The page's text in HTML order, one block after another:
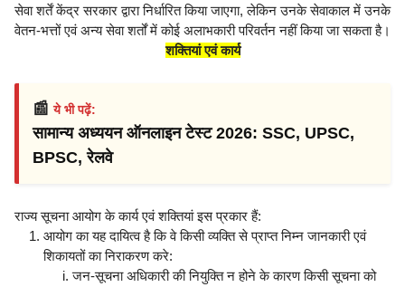
सेवा शर्तें केंद्र सरकार द्वारा निर्धारित किया जाएगा, लेकिन उनके सेवाकाल में उनके
वेतन-भत्तों एवं अन्य सेवा शर्तों में कोई अलाभकारी परिवर्तन नहीं किया जा सकता है।
शक्तियां एवं कार्य
📰ये भी पढ़ें:
सामान्य अध्ययन ऑनलाइन टेस्ट 2026: SSC, UPSC,
BPSC, रेलवे
राज्य सूचना आयोग के कार्य एवं शक्तियां इस प्रकार हैं:
आयोग का यह दायित्व है कि वे किसी व्यक्ति से प्राप्त निम्न जानकारी एवं
शिकायतों का निराकरण करे:
जन-सूचना अधिकारी की नियुक्ति न होने के कारण किसी सूचना को